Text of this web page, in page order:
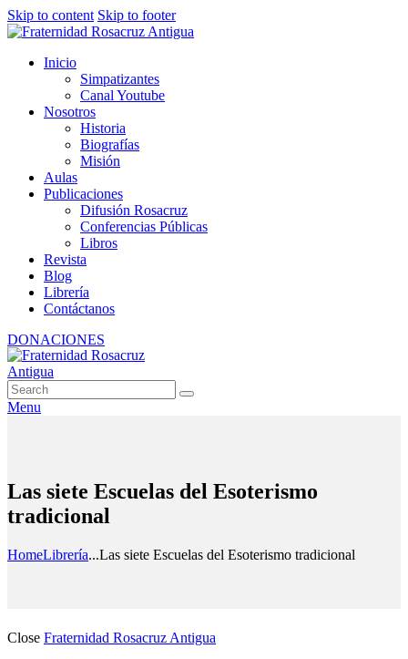
Skip to content Skip to footer
Inicio
Simpatizantes
Canal Youtube
Nosotros
Historia
Biografías
Misión
Aulas
Publicaciones
Difusión Rosacruz
Conferencias Públicas
Libros
Revista
Blog
Librería
Contáctanos
DONACIONES
Menu
Las siete Escuelas del Esoterismo
tradicional
HomeLibrería...Las siete Escuelas del Esoterismo tradicional
Close Fraternidad Rosacruz Antigua